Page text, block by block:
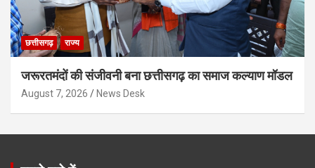
छत्तीसगढ़ राज्य
जरूरतमंदों की संजीवनी बना छत्तीसगढ़ का समाज कल्याण मॉडल
August 7, 2026 News Desk